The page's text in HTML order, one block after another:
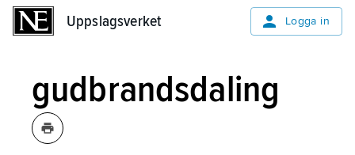
Uppslagsverket Logga in
gudbrandsdaling